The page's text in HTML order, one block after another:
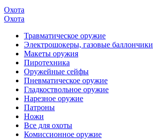
Охота
Охота
Травматическое оружие
Электрошокеры, газовые баллончики
Макеты оружия
Пиротехника
Оружейные сейфы
Пневматическое оружие
Гладкоствольное оружие
Нарезное оружие
Патроны
Ножи
Все для охоты
Комиссионное оружие